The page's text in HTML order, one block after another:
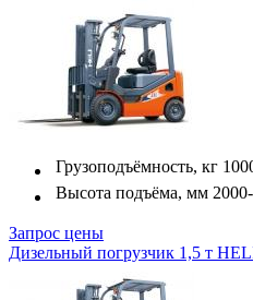
Грузоподъёмность, кг
Высота подъёма, мм
Запрос цены
Дизельный погрузчик 1,5 т